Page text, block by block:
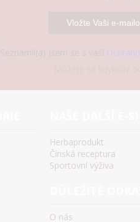
Seznámil(a) jsem se s vaší
Herbaprodukt
Čínská receptura
Sportovní výživa
O nás